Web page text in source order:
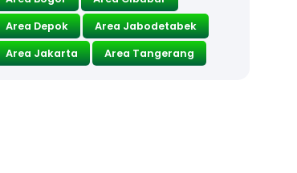
Area Depok
Area Jabodetabek
Area Jakarta
Area Tangerang